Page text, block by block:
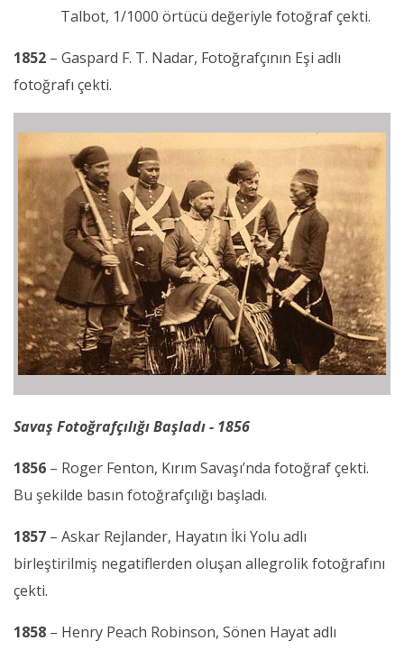
Talbot, 1/1000 örtücü değeriyle fotoğraf çekti.
1852 – Gaspard F. T. Nadar, Fotoğrafçının Eşi adlı
fotoğrafı çekti.
Savaş Fotoğrafçılığı Başladı - 1856
1856 – Roger Fenton, Kırım Savaşı’nda fotoğraf çekti.
Bu şekilde basın fotoğrafçılığı başladı.
1857 – Askar Rejlander, Hayatın İki Yolu adlı
birleştirilmiş negatiflerden oluşan allegrolik fotoğrafını
çekti.
1858 – Henry Peach Robinson, Sönen Hayat adlı